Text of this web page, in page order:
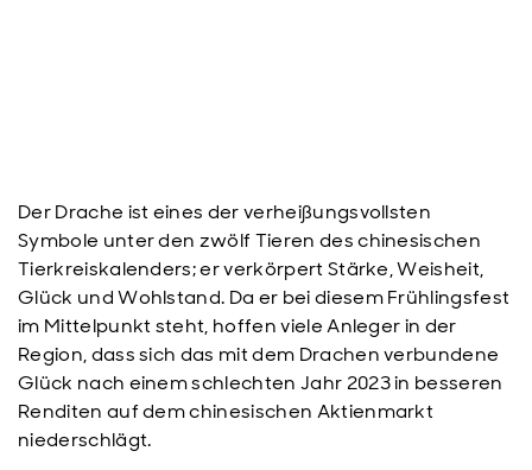
Der Drache ist eines der verheißungsvollsten
Symbole unter den zwölf Tieren des chinesischen
Tierkreiskalenders; er verkörpert Stärke, Weisheit,
Glück und Wohlstand. Da er bei diesem Frühlingsfest
im Mittelpunkt steht, hoffen viele Anleger in der
Region, dass sich das mit dem Drachen verbundene
Glück nach einem schlechten Jahr 2023 in besseren
Renditen auf dem chinesischen Aktienmarkt
niederschlägt.